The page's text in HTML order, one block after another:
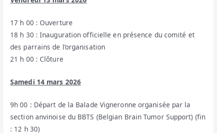
17 h 00 : Ouverture
18 h 30 : Inauguration officielle en présence du comité et
des parrains de l’organisation
21 h 00 : Clôture
Samedi 14 mars 2026
9h 00 : Départ de la Balade Vigneronne organisée par la
section anvinoise du BBTS (Belgian Brain Tumor Support) (fin
: 12 h 30)